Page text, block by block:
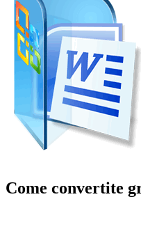
Come convertite